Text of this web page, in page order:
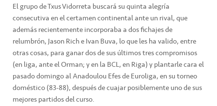
El grupo de Txus Vidorreta buscará su quinta alegría
consecutiva en el certamen continental ante un rival, que
además recientemente incorporaba a dos fichajes de
relumbrón, Jason Rich e Ivan Buva, lo que les ha valido, entre
otras cosas, para ganar dos de sus últimos tres compromisos
(en liga, ante el Orman; y en la BCL, en Riga) y plantarle cara el
pasado domingo al Anadoulou Efes de Euroliga, en su torneo
doméstico (83-88), después de cuajar posiblemente uno de sus
mejores partidos del curso.